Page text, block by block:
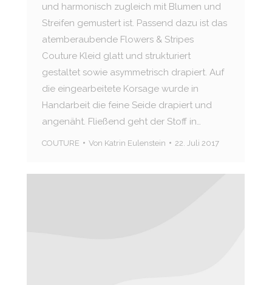
und harmonisch zugleich mit Blumen und
Streifen gemustert ist. Passend dazu ist das
atemberaubende Flowers & Stripes
Couture Kleid glatt und strukturiert
gestaltet sowie asymmetrisch drapiert. Auf
die eingearbeitete Korsage wurde in
Handarbeit die feine Seide drapiert und
angenäht. Fließend geht der Stoff in…
COUTURE Von Katrin Eulenstein 22. Juli 2017